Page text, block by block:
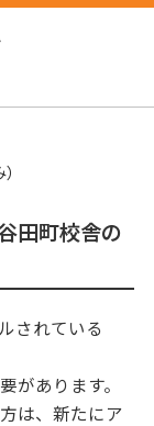
田町校舎の
されている
があります。
は、新たにア